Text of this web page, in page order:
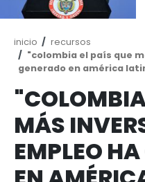
Sectores
para
invertir
Sectores
para
invertir
Cómo
invertir
Cómo
Recursos
Ruta
de
navegación
inicio
recursos
"colombia el país
generado en